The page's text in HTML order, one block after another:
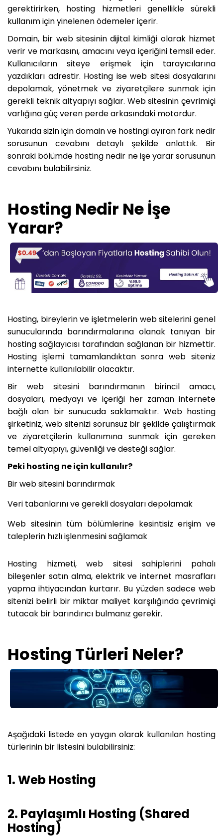
gerektirirken, hosting hizmetleri genellikle sürekli
kullanım için yinelenen ödemeler içerir.
Domain, bir web sitesinin dijital kimliği olarak hizmet
verir ve markasını, amacını veya içeriğini temsil eder.
Kullanıcıların siteye erişmek için tarayıcılarına
yazdıkları adrestir. Hosting ise web sitesi dosyalarını
depolamak, yönetmek ve ziyaretçilere sunmak için
gerekli teknik altyapıyı sağlar. Web sitesinin çevrimiçi
varlığına güç veren perde arkasındaki motordur.
Yukarıda sizin için domain ve hostingi ayıran fark nedir
sorusunun cevabını detaylı şekilde anlattık. Bir
sonraki bölümde hosting nedir ne işe yarar sorusunun
cevabını bulabilirsiniz.
Hosting Nedir Ne İşe
Yarar?
Hosting, bireylerin ve işletmelerin web sitelerini genel
sunucularında barındırmalarına olanak tanıyan bir
hosting sağlayıcısı tarafından sağlanan bir hizmettir.
Hosting işlemi tamamlandıktan sonra web siteniz
internette kullanılabilir olacaktır.
Bir web sitesini barındırmanın birincil amacı,
dosyaları, medyayı ve içeriği her zaman internete
bağlı olan bir sunucuda saklamaktır. Web hosting
şirketiniz, web sitenizi sorunsuz bir şekilde çalıştırmak
ve ziyaretçilerin kullanımına sunmak için gereken
temel altyapıyı, güvenliği ve desteği sağlar.
Peki hosting ne için kullanılır?
Bir web sitesini barındırmak
Veri tabanlarını ve gerekli dosyaları depolamak
Web sitesinin tüm bölümlerine kesintisiz erişim ve
taleplerin hızlı işlenmesini sağlamak
Hosting hizmeti, web sitesi sahiplerini pahalı
bileşenler satın alma, elektrik ve internet masrafları
yapma ihtiyacından kurtarır. Bu yüzden sadece web
sitenizi belirli bir miktar maliyet karşılığında çevrimiçi
tutacak bir barındırıcı bulmanız gerekir.
Hosting Türleri Neler?
Aşağıdaki listede en yaygın olarak kullanılan hosting
türlerinin bir listesini bulabilirsiniz:
1. Web Hosting
2. Paylaşımlı Hosting (Shared
Hosting)